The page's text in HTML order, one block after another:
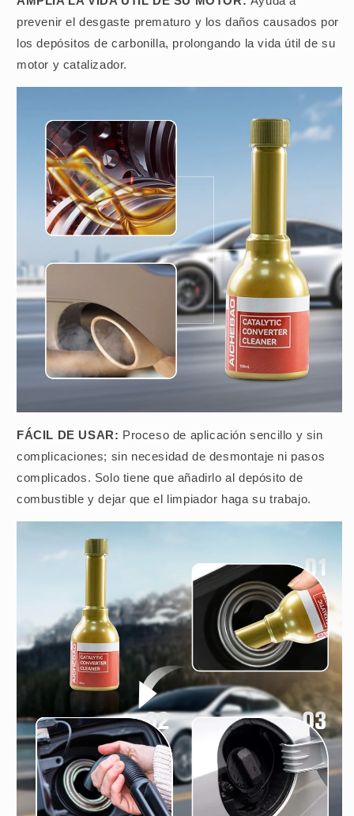
prevenir el desgaste prematuro y los daños causados por
los depósitos de carbonilla, prolongando la vida útil de su
motor y catalizador.
FÁCIL DE USAR: Proceso de aplicación sencillo y sin
complicaciones; sin necesidad de desmontaje ni pasos
complicados. Solo tiene que añadirlo al depósito de
combustible y dejar que el limpiador haga su trabajo.